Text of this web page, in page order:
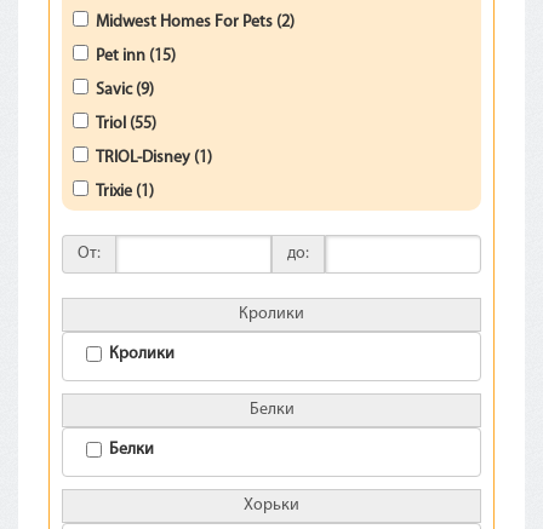
Midwest Homes For Pets (2)
Pet inn (15)
Savic (9)
Triol (55)
TRIOL-Disney (1)
Trixie (1)
От: до:
Кролики
Кролики
Белки
Белки
Хорьки